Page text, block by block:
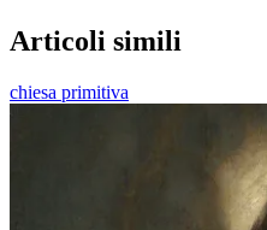
Articoli simili
chiesa primitiva